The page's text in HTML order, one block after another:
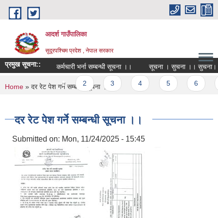
Skip to main content
आदर्श गाउँपालिका
सुदूरपश्चिम प्रदेश , नेपाल सरकार
प्रमुख सूचना:: कर्मचारी भर्ना सम्बन्धी सूचना ।। सूचना । सुचना ।। सुचना।।।
Pages
1 2
You are here
Home » दर रेट पेश गर्ने सम्बन्धी सूचना ।।
दर रेट पेश गर्ने सम्बन्धी सूचना ।।
Submitted on: Mon, 11/24/2025 - 15:45